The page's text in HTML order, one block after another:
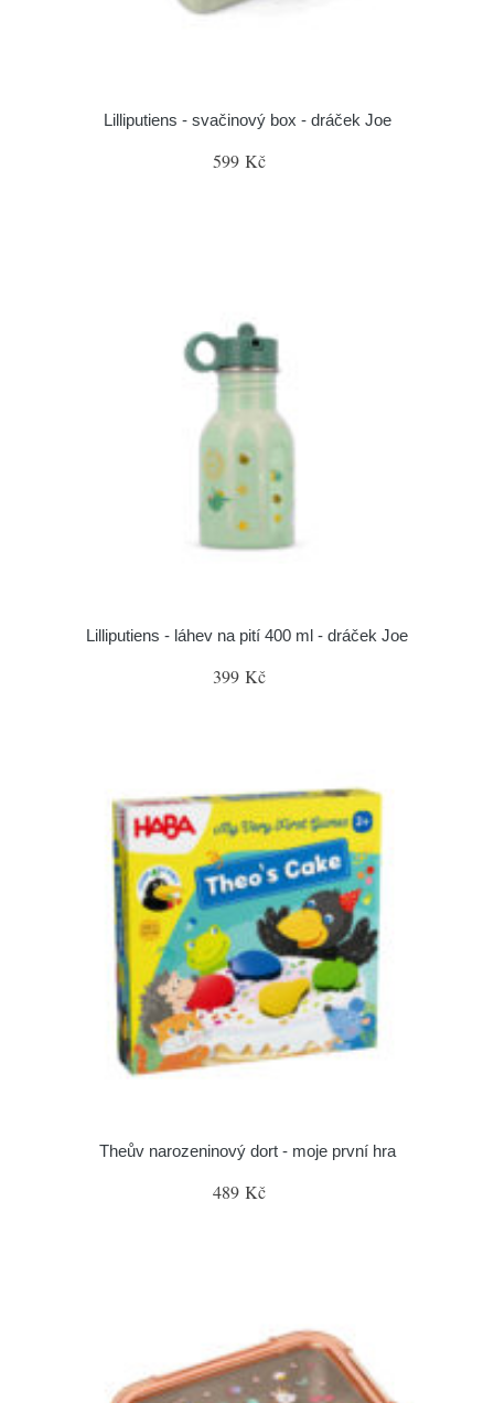
Lilliputiens - svačinový box - dráček Joe
599 Kč
Lilliputiens - láhev na pití 400 ml - dráček Joe
399 Kč
Theův narozeninový dort - moje první hra
489 Kč